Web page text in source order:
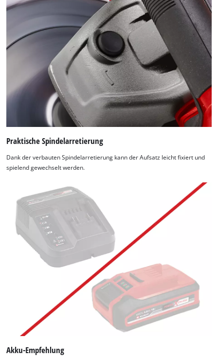
Praktische Spindelarretierung
Dank der verbauten Spindelarretierung kann der Aufsatz leicht fixiert und
spielend gewechselt werden.
Akku-Empfehlung